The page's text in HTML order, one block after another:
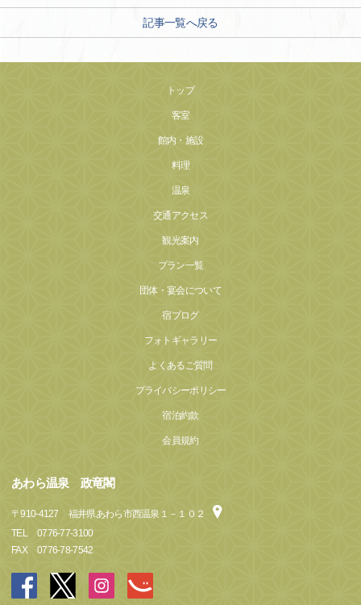
記事一覧へ戻る
トップ
客室
館内・施設
料理
温泉
交通アクセス
観光案内
プラン一覧
団体・宴会について
宿ブログ
フォトギャラリー
よくあるご質問
プライバシーポリシー
宿泊約款
会員規約
あわら温泉 政竜閣
〒910-4127
福井県あわら市西温泉１－１０２
TEL
0776-77-3100
FAX
0776-78-7542